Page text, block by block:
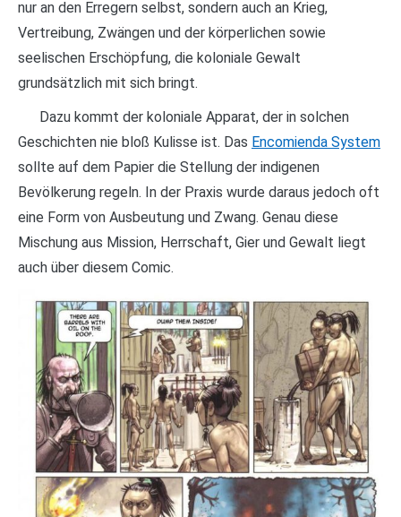
nur an den Erregern selbst, sondern auch an Krieg,
Vertreibung, Zwängen und der körperlichen sowie
seelischen Erschöpfung, die koloniale Gewalt
grundsätzlich mit sich bringt.
Dazu kommt der koloniale Apparat, der in solchen
Geschichten nie bloß Kulisse ist. Das Encomienda System
sollte auf dem Papier die Stellung der indigenen
Bevölkerung regeln. In der Praxis wurde daraus jedoch oft
eine Form von Ausbeutung und Zwang. Genau diese
Mischung aus Mission, Herrschaft, Gier und Gewalt liegt
auch über diesem Comic.